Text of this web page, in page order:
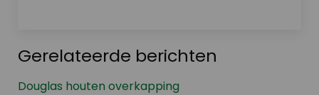
Gerelateerde berichten
Douglas houten overkapping